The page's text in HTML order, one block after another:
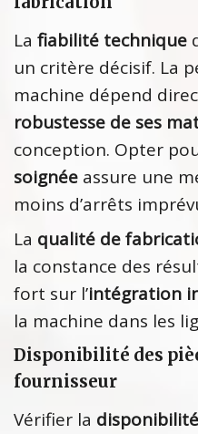
La fiabilité technique
un critère décisif. La
machine dépend
robustesse de ses
conception. Opter
soignée assure une
moins d’arrêts
La qualité de
la constance des
fort sur l’intégration
la machine dans les
Disponibilité des
fournisseur
Vérifier la